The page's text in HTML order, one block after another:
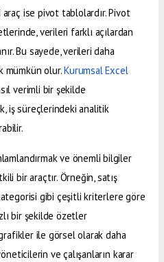
ise pivot tablolardır. Pivot
verileri farklı açılardan
Bu sayede, verileri daha
mümkün olur.Kurumsal Excel
verimli bir şekilde
iş süreçlerindeki analitik
ve önemli bilgiler
bir araçtır. Örneğin, satış
gibi çeşitli kriterlere göre
bir şekilde özetler
ile görsel olarak daha
ve çalışanların karar